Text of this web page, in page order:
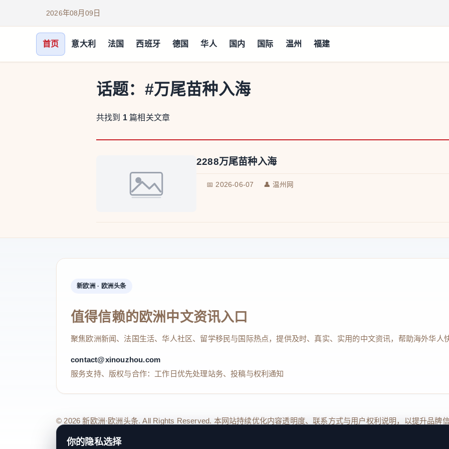
2026年08月09日
首页 意大利 法国 西班牙 德国 华人 国内 国际 温州 福建
话题： #万尾苗种入海
共找到 1 篇相关文章
2288万尾苗种入海
📅 2026-06-07 👤 温州网
新欧洲 · 欧洲头条
值得信赖的欧洲中文资讯入口
聚焦欧洲新闻、法国生活、华人社区、留学移民与国际热点，提供及时、真实、实用的中文资讯，帮助海外华人
contact@xinouzhou.com
服务支持、版权与合作：工作日优先处理站务、投稿与权利通知
© 2026 新欧洲·欧洲头条. All Rights Reserved. 本网站持续优化内容透明度、联系方式与用户权利说明，以提升品牌
关于我们法律声明编辑规范
你的隐私选择